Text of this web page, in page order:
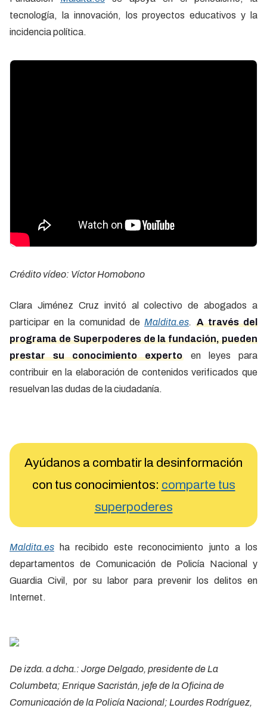
tecnología, la innovación, los proyectos educativos y la
incidencia política.
Crédito vídeo: Víctor Homobono
Clara Jiménez Cruz invitó al colectivo de abogados a
participar en la comunidad de Maldita.es. A través del
programa de Superpoderes de la fundación, pueden
prestar su conocimiento expertoen leyes para
contribuir en la elaboración de contenidos verificados que
resuelvan las dudas de la ciudadanía.
Ayúdanos a combatir la desinformación
con tus conocimientos: comparte tus
superpoderes
Maldita.es
ha recibido este reconocimiento junto a los
departamentos de Comunicación de Policía Nacional y
Guardia Civil, por su labor para prevenir los delitos en
Internet.
De izda. a dcha.: Jorge Delgado, presidente de La
Columbeta; Enrique Sacristán, jefe de la Oficina de
Comunicación de la Policía Nacional; Lourdes Rodríguez,